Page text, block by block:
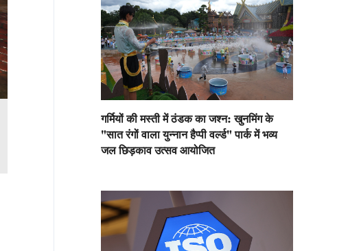
2 जून को, बांग्लादेश के ढाका में, लोग मुफ़्त पीने का पानी पाने के लिए
लगातार ज़्यादा गर्मी की वजह से, कई लोग बोतल वाला पानी नहीं खरीद
लाइन में लगने को मजबूर हैं।
गर्मियों की मस्ती में ठंडक का जश्न: खुनमिंग के
"सात रंगों वाला युन्नान हैप्पी वर्ल्ड" पार्क में भव्य
जल छिड़काव उत्सव आयोजित